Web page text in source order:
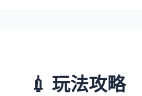
💉 玩法攻略